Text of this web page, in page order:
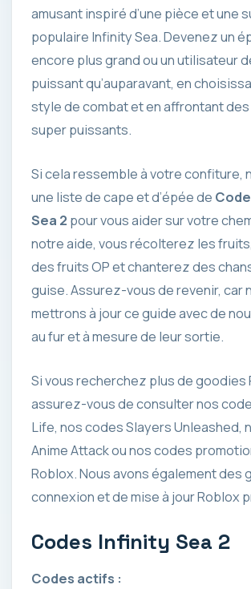
amusant inspiré d’une pièce et une
populaire Infinity Sea. Devenez un
encore plus grand ou un utilisateur
puissant qu’auparavant, en
style de combat et en affrontant
super puissants.
Si cela ressemble à votre confiture,
une liste de cape et d’épée de
Sea 2 pour vous aider sur votre
notre aide, vous récolterez les
des fruits OP et chanterez des
guise. Assurez-vous de revenir, car
mettrons à jour ce guide avec de
au fur et à mesure de leur sortie.
Si vous recherchez plus de goodies
assurez-vous de consulter nos
Life, nos codes Slayers Unleashed,
Anime Attack ou nos codes
Roblox. Nous avons également des
connexion et de mise à jour Roblox
Codes Infinity Sea 2
Codes actifs :